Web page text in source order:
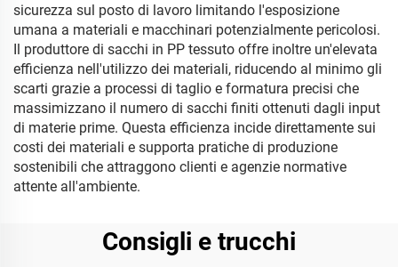
sicurezza sul posto di lavoro limitando l'esposizione
umana a materiali e macchinari potenzialmente pericolosi.
Il produttore di sacchi in PP tessuto offre inoltre un'elevata
efficienza nell'utilizzo dei materiali, riducendo al minimo gli
scarti grazie a processi di taglio e formatura precisi che
massimizzano il numero di sacchi finiti ottenuti dagli input
di materie prime. Questa efficienza incide direttamente sui
costi dei materiali e supporta pratiche di produzione
sostenibili che attraggono clienti e agenzie normative
attente all'ambiente.
Consigli e trucchi